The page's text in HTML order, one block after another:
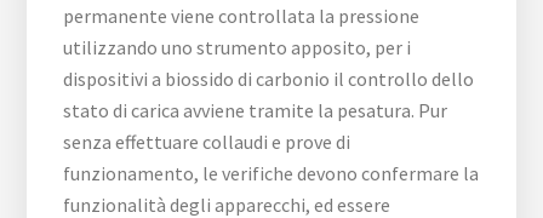
permanente viene controllata la pressione
utilizzando uno strumento apposito, per i
dispositivi a biossido di carbonio il controllo dello
stato di carica avviene tramite la pesatura. Pur
senza effettuare collaudi e prove di
funzionamento, le verifiche devono confermare la
funzionalità degli apparecchi, ed essere